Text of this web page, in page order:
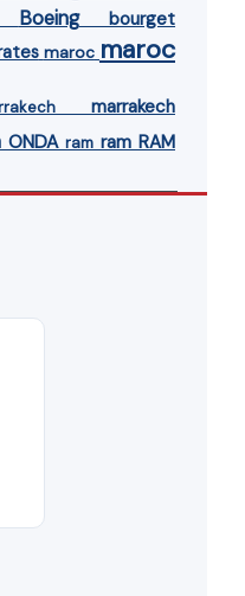
Boeing bourget
maroc maroc
marrakech
ONDA ram ram RAM